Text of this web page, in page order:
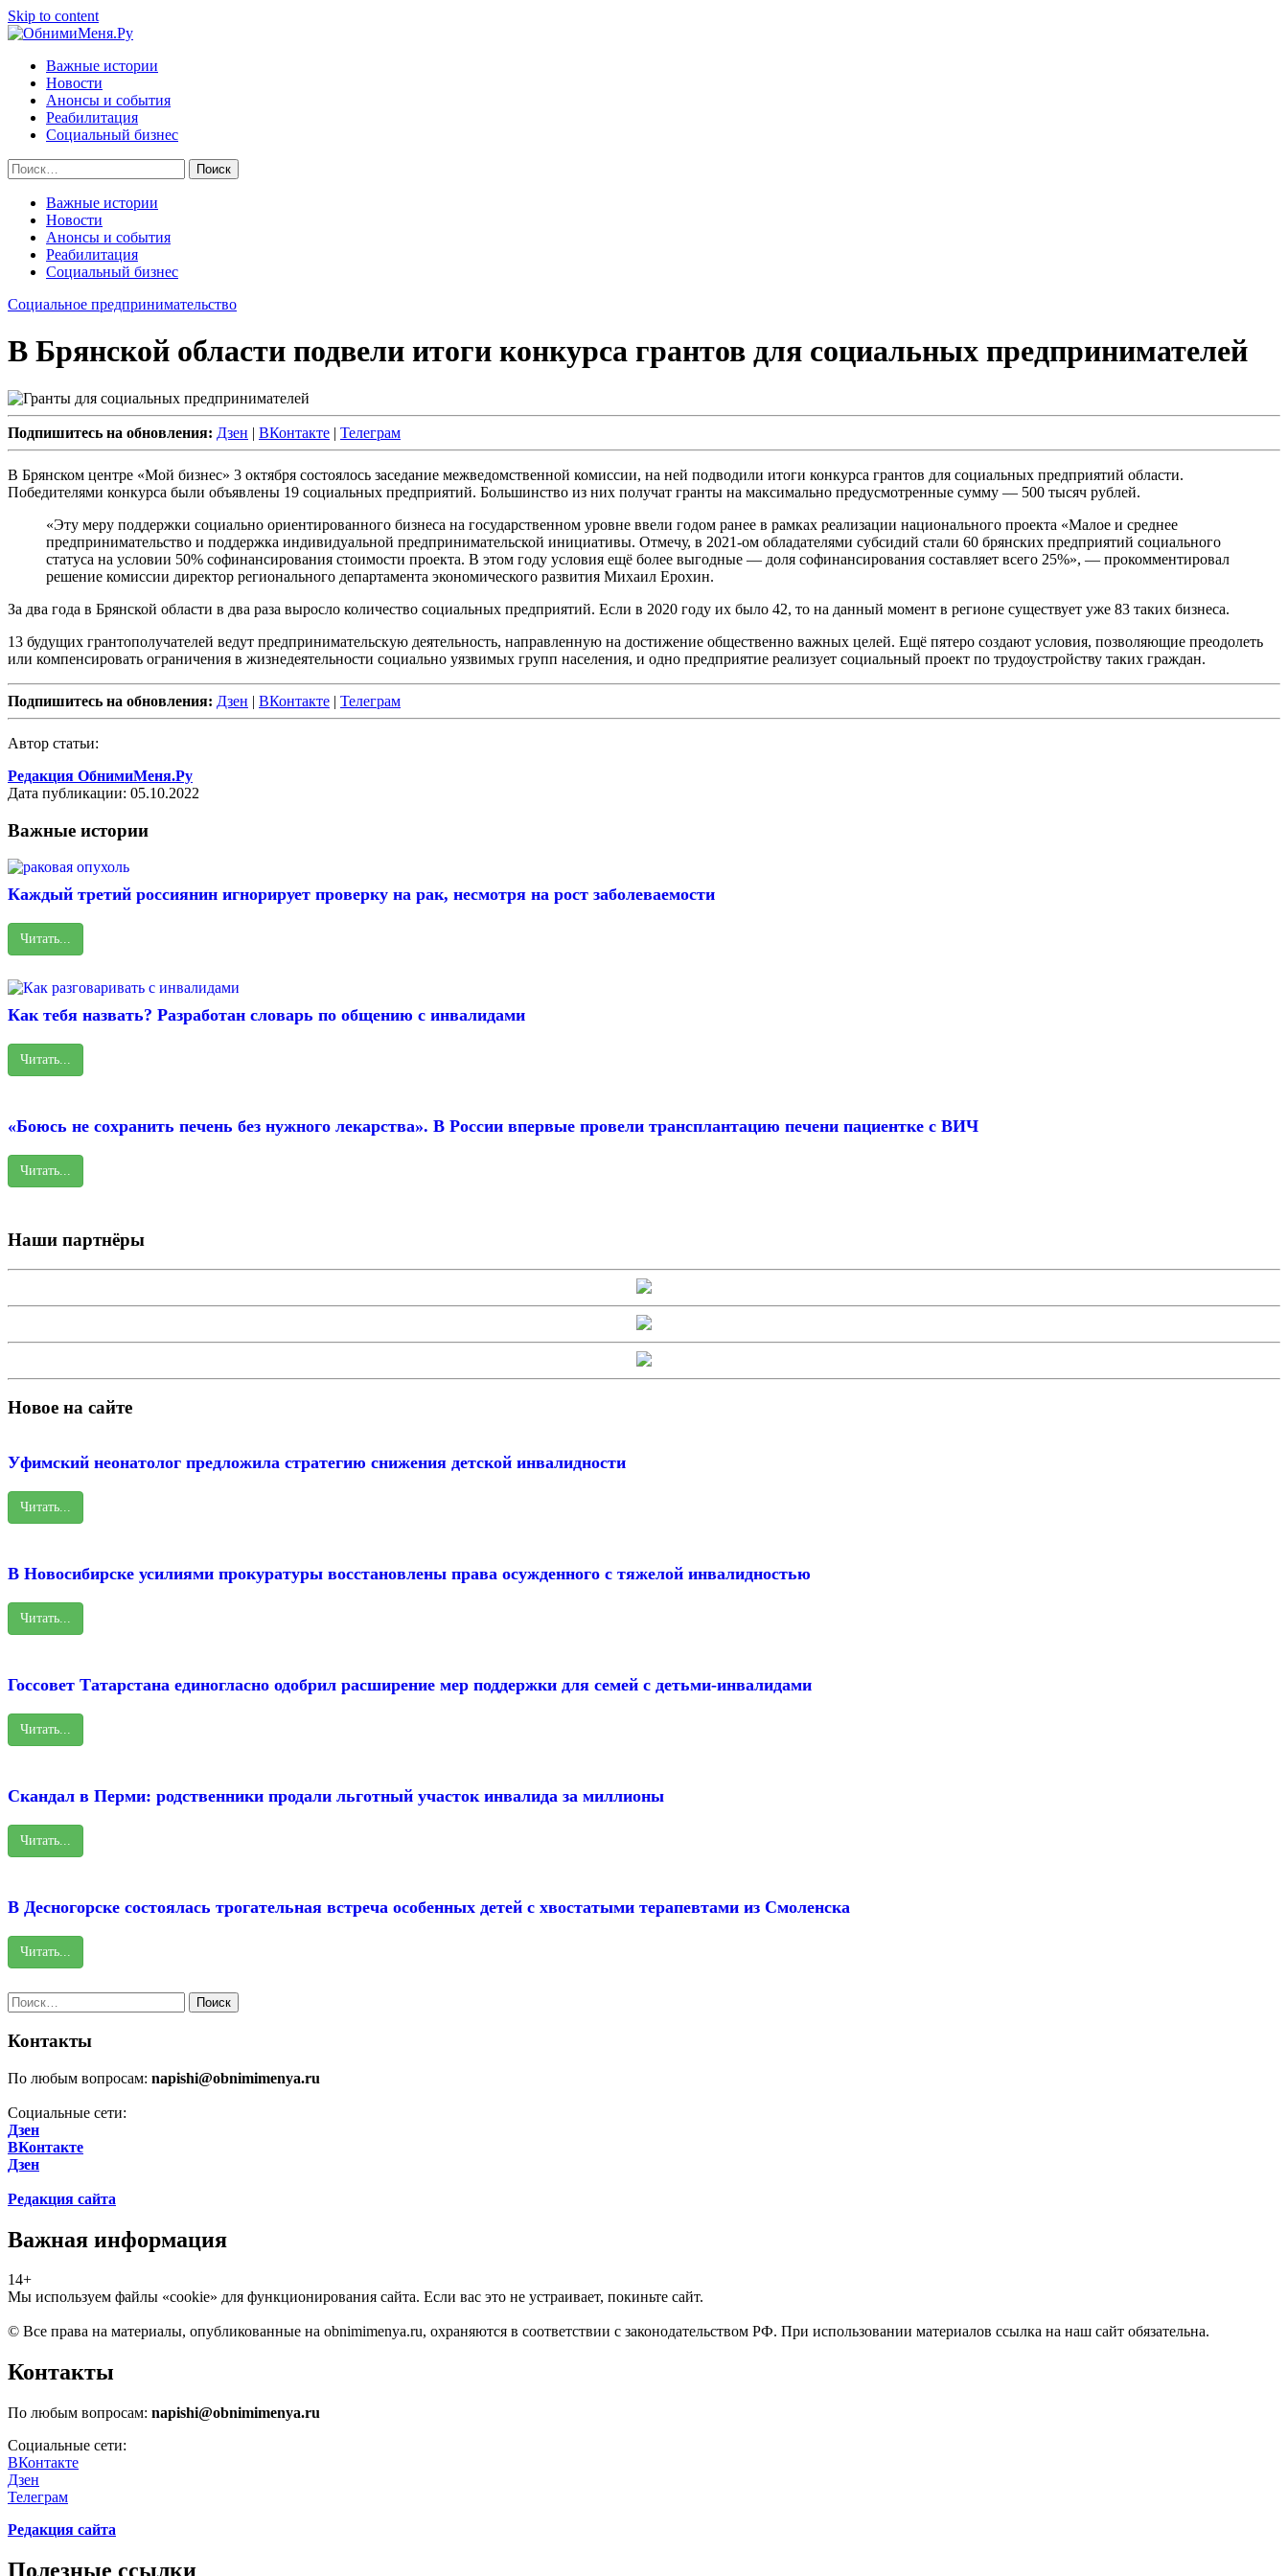
Skip to content
Важные истории
Новости
Анонсы и события
Реабилитация
Социальный бизнес
Найти:
Важные истории
Новости
Анонсы и события
Реабилитация
Социальный бизнес
Социальное предпринимательство
В Брянской области подвели итоги конкурса грантов для социальных предпринимателей
Подпишитесь на обновления: Дзен | ВКонтакте | Телеграм
В Брянском центре «Мой бизнес» 3 октября состоялось заседание межведомственной комиссии, на ней подводили итоги конкурса грантов для социальных предприятий области.
Победителями конкурса были объявлены 19 социальных предприятий. Большинство из них получат гранты на максимально предусмотренные сумму — 500 тысяч рублей.
«Эту меру поддержки социально ориентированного бизнеса на государственном уровне ввели годом ранее в рамках реализации национального проекта «Малое и среднее
предпринимательство и поддержка индивидуальной предпринимательской инициативы. Отмечу, в 2021-ом обладателями субсидий стали 60 брянских предприятий социального
статуса на условии 50% софинансирования стоимости проекта. В этом году условия ещё более выгодные — доля софинансирования составляет всего 25%», — прокомментировал
решение комиссии директор регионального департамента экономического развития Михаил Ерохин.
За два года в Брянской области в два раза выросло количество социальных предприятий. Если в 2020 году их было 42, то на данный момент в регионе существует уже 83 таких бизнеса.
13 будущих грантополучателей ведут предпринимательскую деятельность, направленную на достижение общественно важных целей. Ещё пятеро создают условия, позволяющие преодолеть
или компенсировать ограничения в жизнедеятельности социально уязвимых групп населения, и одно предприятие реализует социальный проект по трудоустройству таких граждан.
Подпишитесь на обновления: Дзен | ВКонтакте | Телеграм
Автор статьи:
Редакция ОбнимиМеня.Ру
Дата публикации: 05.10.2022
Важные истории
Каждый третий россиянин игнорирует проверку на рак, несмотря на рост заболеваемости
Читать...
Как тебя назвать? Разработан словарь по общению с инвалидами
Читать...
«Боюсь не сохранить печень без нужного лекарства». В России впервые провели трансплантацию печени пациентке с ВИЧ
Читать...
Наши партнёры
Новое на сайте
Уфимский неонатолог предложила стратегию снижения детской инвалидности
Читать...
В Новосибирске усилиями прокуратуры восстановлены права осужденного с тяжелой инвалидностью
Читать...
Госсовет Татарстана единогласно одобрил расширение мер поддержки для семей с детьми-инвалидами
Читать...
Скандал в Перми: родственники продали льготный участок инвалида за миллионы
Читать...
В Десногорске состоялась трогательная встреча особенных детей с хвостатыми терапевтами из Смоленска
Читать...
Найти:
Контакты
По любым вопросам: napishi@obnimimenya.ru
Социальные сети:
Дзен
ВКонтакте
Дзен
Редакция сайта
Важная информация
14+
Мы используем файлы «cookie» для функционирования сайта. Если вас это не устраивает, покиньте сайт.
© Все права на материалы, опубликованные на obnimimenya.ru, охраняются в соответствии с законодательством РФ. При использовании материалов ссылка на наш сайт обязательна.
Контакты
По любым вопросам: napishi@obnimimenya.ru
Социальные сети:
ВКонтакте
Дзен
Телеграм
Редакция сайта
Полезные ссылки